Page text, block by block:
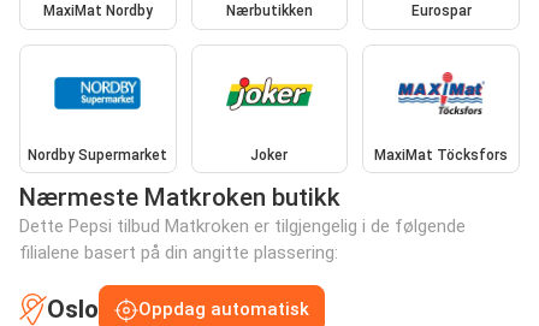
MaxiMat Nordby Nærbutikken Eurospar
Nordby Supermarket Joker MaxiMat Töcksfors
Nærmeste Matkroken butikk
Dette Pepsi tilbud Matkroken er tilgjengelig i de følgende
filialene basert på din angitte plassering:
Oslo Oppdag automatisk